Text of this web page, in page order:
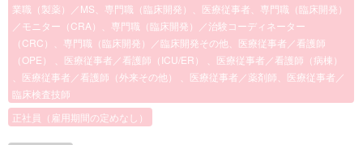
業職（製薬）／MS、専門職（臨床開発）、医療従事者、専門職（臨床開発）
／モニター（CRA）、専門職（臨床開発）／治験コーディネーター
（CRC）、専門職（臨床開発）／臨床開発その他、医療従事者／看護師
（OPE） 、医療従事者／看護師（ICU/ER） 、医療従事者／看護師（病棟）
、医療従事者／看護師（外来その他） 、医療従事者／薬剤師、医療従事者／
臨床検査技師
正社員（雇用期間の定めなし）